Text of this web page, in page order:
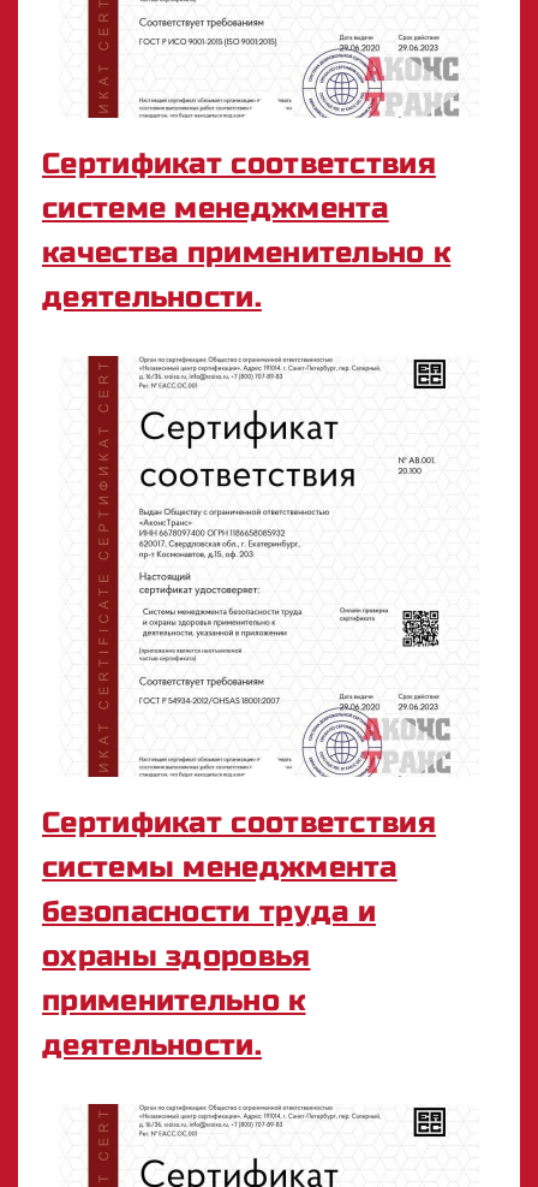
Сертификат соответствия
системе менеджмента
качества применительно к
деятельности.
Сертификат соответствия
системы менеджмента
безопасности труда и
охраны здоровья
применительно к
деятельности.